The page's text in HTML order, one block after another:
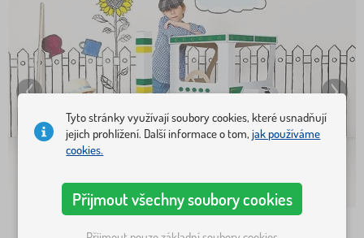
Tyto stránky využívají soubory cookies, které usnadňují
jejich prohlížení. Další informace o tom,jak používáme
cookies.
Přijmout všechny soubory cookies